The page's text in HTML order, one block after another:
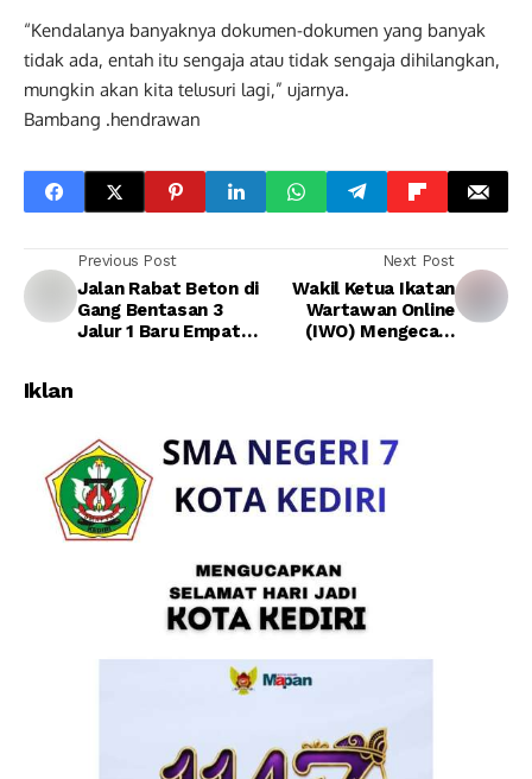
“Kendalanya banyaknya dokumen-dokumen yang banyak
tidak ada, entah itu sengaja atau tidak sengaja dihilangkan,
mungkin akan kita telusuri lagi,” ujarnya.
Bambang .hendrawan
Previous Post
Jalan Rabat Beton di
Gang Bentasan 3
Jalur 1 Baru Empat
Next Post
Wakil Ketua Ikatan
Wartawan Online
(IWO) Mengecam
Merendahkan Profesi
Iklan